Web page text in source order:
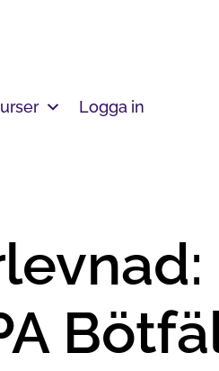
Logga in